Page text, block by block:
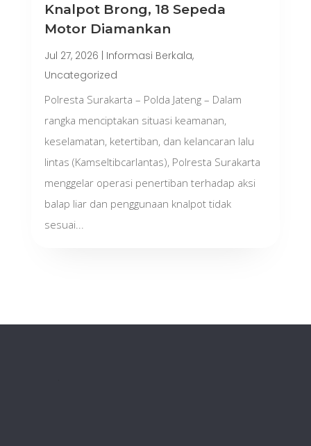
Knalpot Brong, 18 Sepeda
Motor Diamankan
Jul 27, 2026 | Informasi Berkala,
Uncategorized
Polresta Surakarta – Polda Jateng – Dalam
rangka menciptakan situasi keamanan,
keselamatan, ketertiban, dan kelancaran lalu
lintas (Kamseltibcarlantas), Polresta Surakarta
menggelar operasi penertiban terhadap aksi
balap liar dan penggunaan knalpot tidak
sesuai...